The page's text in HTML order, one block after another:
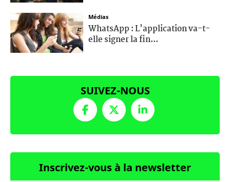
Médias
WhatsApp : L'application va-t-
elle signer la fin...
SUIVEZ-NOUS
Inscrivez-vous à la newsletter